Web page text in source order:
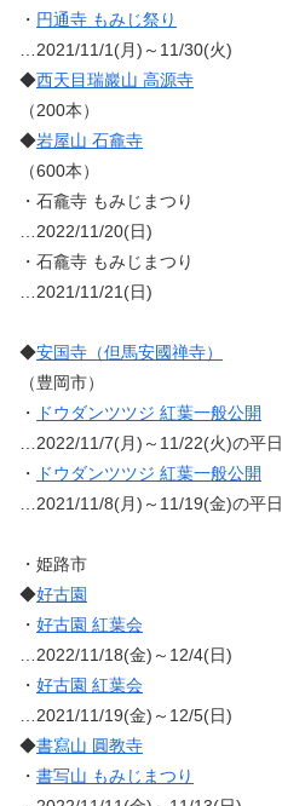
・ 円通寺 もみじ祭り
…2021/11/1(月)～11/30(火)
◆西天目瑞巖山 高源寺
（200本）
◆岩屋山 石龕寺
（600本）
・石龕寺 もみじまつり
…2022/11/20(日)
・石龕寺 もみじまつり
…2021/11/21(日)
◆安国寺（但馬安國禅寺）
（豊岡市）
・
ドウダンツツジ 紅葉一般公開
…2022/11/7(月)～11/22(火)の平日
・
ドウダンツツジ 紅葉一般公開
…2021/11/8(月)～11/19(金)の平日
・姫路市
◆好古園
・ 好古園 紅葉会
…2022/11/18(金)～12/4(日)
・ 好古園 紅葉会
…2021/11/19(金)～12/5(日)
◆書寫山 圓教寺
・ 書写山 もみじまつり